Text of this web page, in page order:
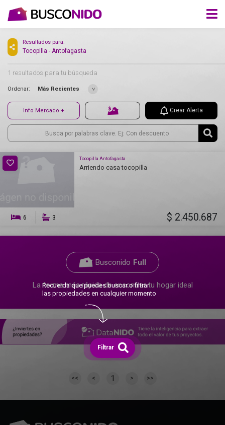
Resultados para:
Tocopilla - Antofagasta
1 resultados para tu búsqueda
Ordenar: Más Recientes
Info Mercado + Crear Alerta
Tocopilla Antofagasta
Arriendo casa tocopilla
6 3 $ 2.450.687
Busconido Full
La forma más rápida de encontrar tu hogar ideal
<< < 1 > >>
Recuerda que puedes buscar o filtrar
las propiedades en cualquier momento
Filtrar